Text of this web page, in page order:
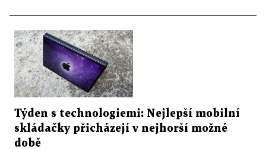
Týden s technologiemi: Nejlepší mobilní
skládačky přicházejí v nejhorší možné
době